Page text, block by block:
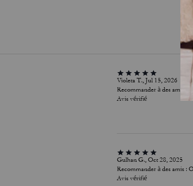
Violeta T., Jul 15, 2026
Recommander à des amis :
Avis vérifié
Gulhan G., Oct 28, 2025
Recommander à des amis :
Avis vérifié